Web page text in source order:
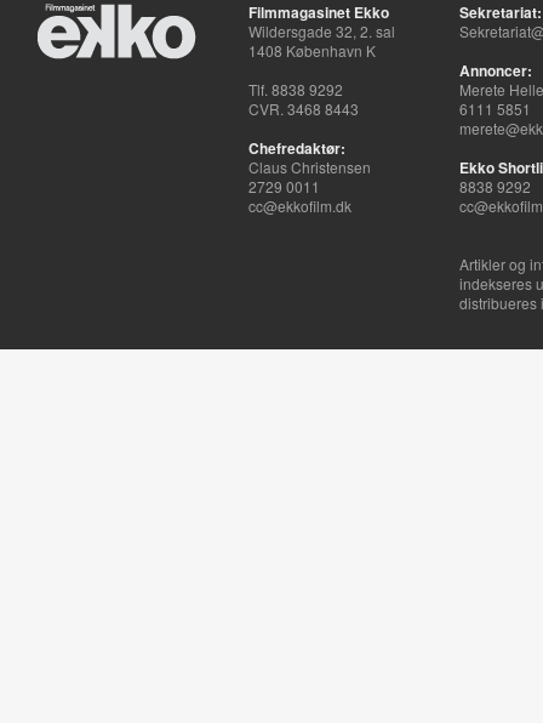
Filmmagasinet Ekko
Wildersgade 32, 2. sal
1408 København K
Tlf. 8838 9292
CVR. 3468 8443
Chefredaktør:
Claus Christensen
2729 0011
cc@ekkofilm.dk
Sekretariat:
Annoncer:
Merete
6111 5851
Ekko
8838 9292
Artikler og
indekseres
distribueres